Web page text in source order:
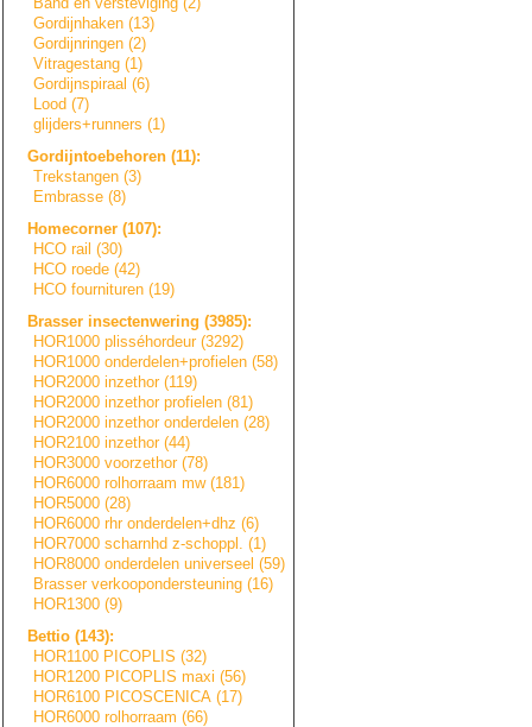
Gordijnhaken (13)
Gordijnringen (2)
Vitragestang (1)
Gordijnspiraal (6)
Lood (7)
glijders+runners (1)
Gordijntoebehoren (11):
Trekstangen (3)
Embrasse (8)
Homecorner (107):
HCO rail (30)
HCO roede (42)
HCO fournituren (19)
Brasser insectenwering (3985):
HOR1000 plisséhordeur (3292)
HOR1000 onderdelen+profie en (58)
HOR2000 inzethor (119)
HOR2000 inzethor profielen (81)
HOR2000 inzethor onderdelen (28)
HOR2100 inzethor (44)
HOR3000 voorzethor (78)
HOR6000 rolhorraam mw (181)
HOR5000 (28)
HOR6000 rhr onderdelen+dhz (6)
HOR7000 scharnhd z-schoppl. (1)
HOR8000 onderdelen universeel (59)
Brasser verkoopondersteuning (16)
HOR1300 (9)
Bettio (143):
HOR1100 PICOPLIS (32)
HOR1200 PICOPLIS maxi (56)
HOR6100 PICOSCENICA (17)
HOR6000 rolhorraam (66)